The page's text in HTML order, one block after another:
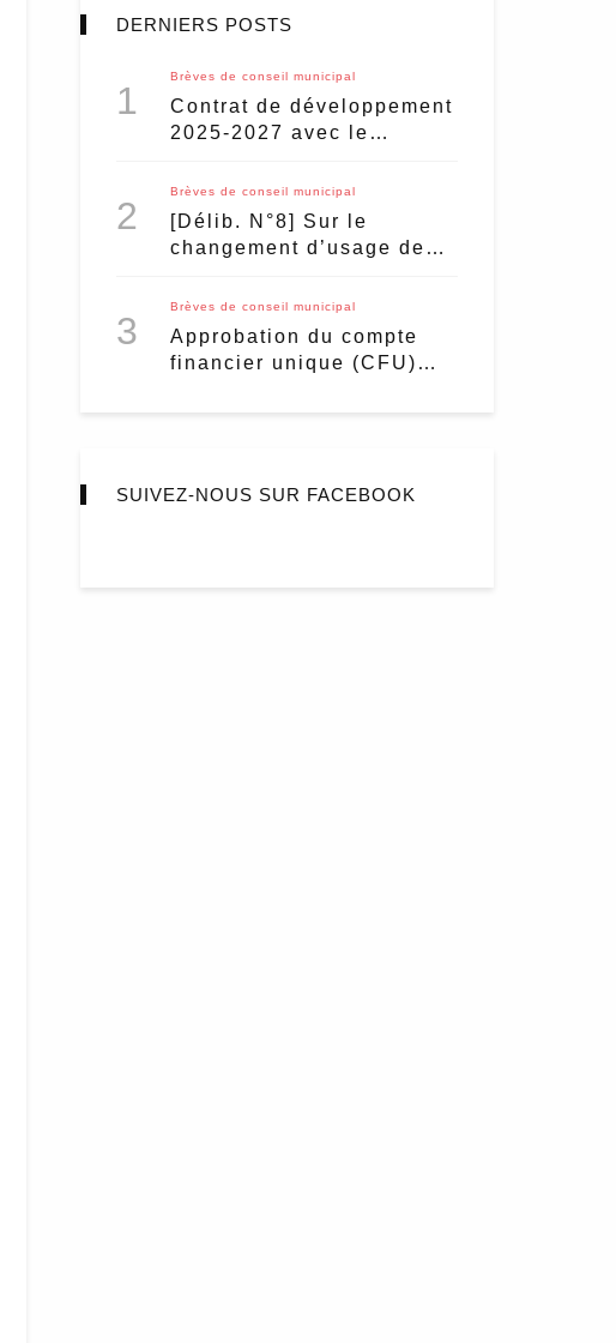
DERNIERS POSTS
1
Brèves de conseil municipal
Contrat de développement
2025-2027 avec le
pour le marché de Vanves
?
2
Brèves de conseil municipal
[Délib. N°8] Sur le
changement d’usage des
de meublé touristique
3
Brèves de conseil municipal
Approbation du compte
financier unique (CFU)
SUIVEZ-NOUS SUR FACEBOOK